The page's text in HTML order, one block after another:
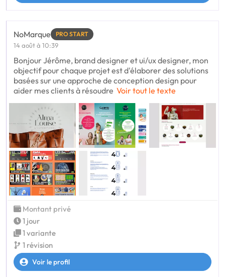
NoMarque PRO START
14 août à 10:39
Bonjour Jérôme, brand designer et ui/ux designer, mon
objectif pour chaque projet est d'élaborer des solutions
basées sur une approche de conception design pour
aider mes clients à résoudre Voir tout le texte
Montant privé
1 jour
1 variante
1 révision
Voir le profil